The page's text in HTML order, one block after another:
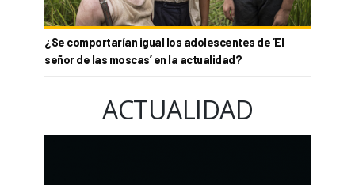
¿Se comportarían igual los adolescentes de ‘El
señor de las moscas’ en la actualidad?
ACTUALIDAD